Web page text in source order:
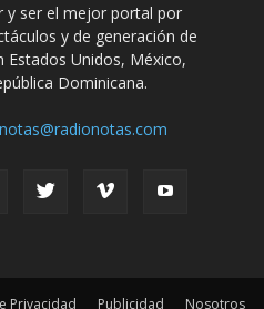
y ser el mejor portal por
y de generación de
Estados Unidos, México,
Dominicana.
Privacidad Publicidad Nosotros